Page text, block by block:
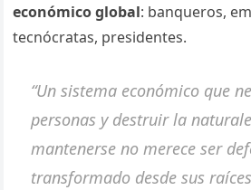
económico global: banqueros,
tecnócratas, presidentes.
“Un sistema económico que
personas y destruir la
mantenerse no merece ser
transformado desde sus